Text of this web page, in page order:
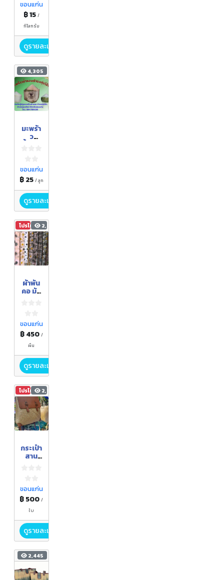
ขอนแก่น
฿ 15 /
กิโลกรัม
ดูรายละเอียด
4,305
มะพร้า
ว
ขอนแก่น
฿ 25 / ลูก
ดูรายละเอียด
โปรโมชัน2,064
ผ้าพัน
คอ มัด
(Hand
made
)
ขอนแก่น
฿ 450 /
ผืน
ดูรายละเอียด
โปรโมชัน 2,196
กระเป๋า
สาน
ขอนแก่น
฿ 500/
ใบ
ดูรายละเอียด
2,445